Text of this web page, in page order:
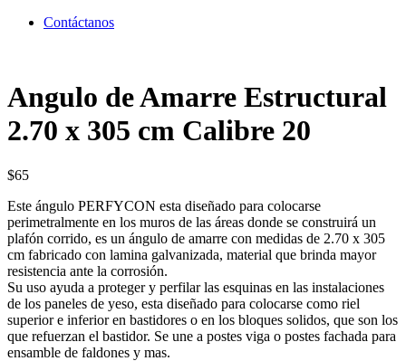
Contáctanos
Angulo de Amarre Estructural
2.70 x 305 cm Calibre 20
$65
Este ángulo PERFYCON esta diseñado para colocarse
perimetralmente en los muros de las áreas donde se construirá un
plafón corrido, es un ángulo de amarre con medidas de 2.70 x 305
cm fabricado con lamina galvanizada, material que brinda mayor
resistencia ante la corrosión.
Su uso ayuda a proteger y perfilar las esquinas en las instalaciones
de los paneles de yeso, esta diseñado para colocarse como riel
superior e inferior en bastidores o en los bloques solidos, que son los
que refuerzan el bastidor. Se une a postes viga o postes fachada para
ensamble de faldones y mas.